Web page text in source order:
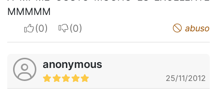
MMMMM
I apreciateI do not appreciate abuso
anonymous
25/11/2012